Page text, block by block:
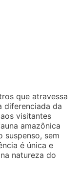
que atravessa
diferenciada da
visitantes
amazônica
suspenso, sem
é única e
natureza do